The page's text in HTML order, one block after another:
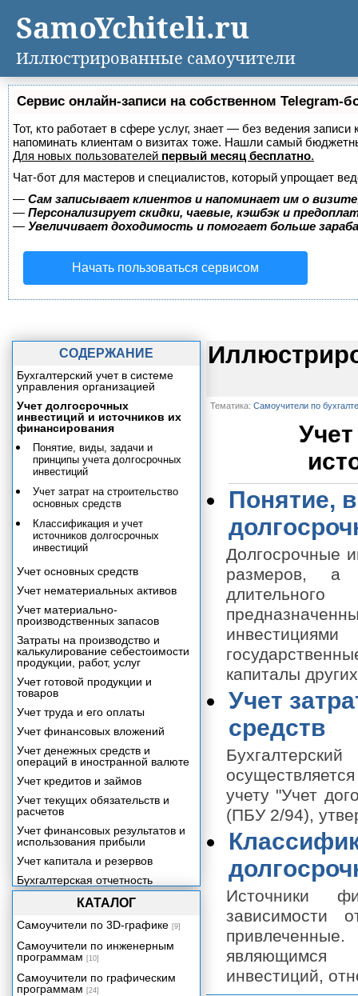
Сервис онлайн-записи на собственном Telegram-
Тот, кто работает в сфере услуг, знает — без ведения
напоминать клиентам о визитах тоже. Нашли самый
Для новых пользователей первый месяц бесплатно.
Чат-бот для мастеров и специалистов, который упрощает
— Сам записывает клиентов и напоминает им о
— Персонализирует скидки, чаевые, кэшбэк и
— Увеличивает доходимость и помогает больше
Начать пользоваться сервисом
Тематика: Самоучители по
Понятие,
Долгосрочные
размеров, а
капиталы
Учет
средств
учету "Учет
(ПБУ 2/94),
Источники
зависимости
являющимся
инвестиций,
СОДЕРЖАНИЕ
Бухгалтерский учет в системе
управления организацией
Учет долгосрочных
инвестиций и источников их
финансирования
Понятие, виды, задачи и
принципы учета долгосрочных
инвестиций
Учет затрат на строительство
основных средств
Классификация и учет
источников долгосрочных
инвестиций
Учет основных средств
Учет нематериальных активов
Учет материально-
производственных запасов
Затраты на производство и
калькулирование себестоимости
продукции, работ, услуг
Учет готовой продукции и
товаров
Учет труда и его оплаты
Учет финансовых вложений
Учет денежных средств и
операций в иностранной валюте
Учет кредитов и займов
Учет текущих обязательств и
расчетов
Учет финансовых результатов и
использования прибыли
Учет капитала и резервов
Бухгалтерская отчетность
КАТАЛОГ
Самоучители по 3D-графике [9]
Самоучители по инженерным
программам [10]
Самоучители по графическим
программам [24]
SamoYchiteli.ru
Иллюстрированные самоучители